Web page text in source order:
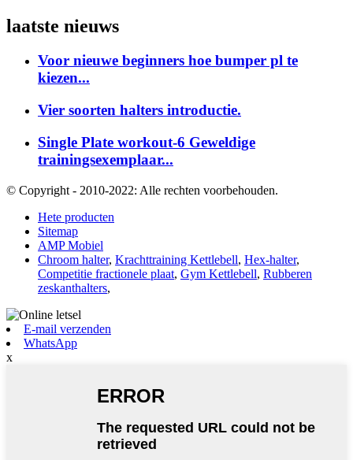
laatste nieuws
Voor nieuwe beginners hoe bumper pl te
kiezen...
Vier soorten halters introductie.
Single Plate workout-6 Geweldige
trainingsexemplaar...
© Copyright - 2010-2022: Alle rechten voorbehouden.
Hete producten
Sitemap
AMP Mobiel
Chroom halter, Krachttraining Kettlebell, Hex-halter,
Competitie fractionele plaat, Gym Kettlebell, Rubberen
zeskanthalters,
E-mail verzenden
WhatsApp
x